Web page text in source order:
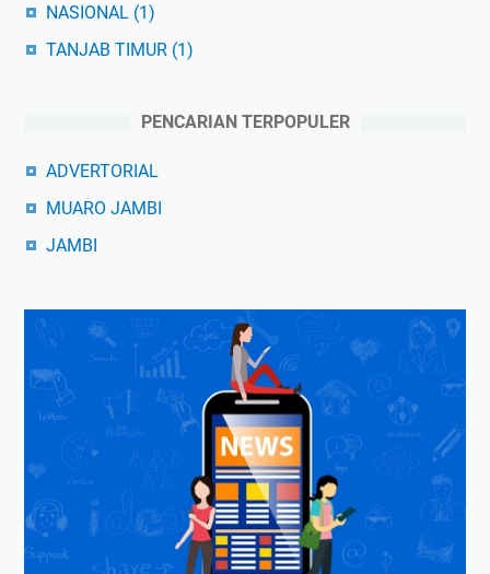
NASIONAL (1)
TANJAB TIMUR (1)
PENCARIAN TERPOPULER
ADVERTORIAL
MUARO JAMBI
JAMBI